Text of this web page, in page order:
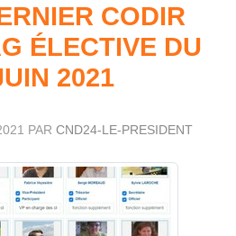
CODIR
ÉLECTIVE DU
2021
PAR CND24-LE-PRESIDENT